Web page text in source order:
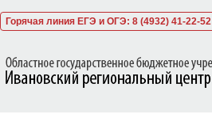
Горячая линия ЕГЭ и ОГЭ: 8 (4932) 41-22-